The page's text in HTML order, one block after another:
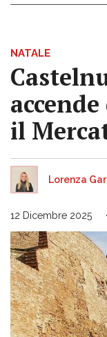
NATALE
il
Lorenza
12 Dicembre 2025